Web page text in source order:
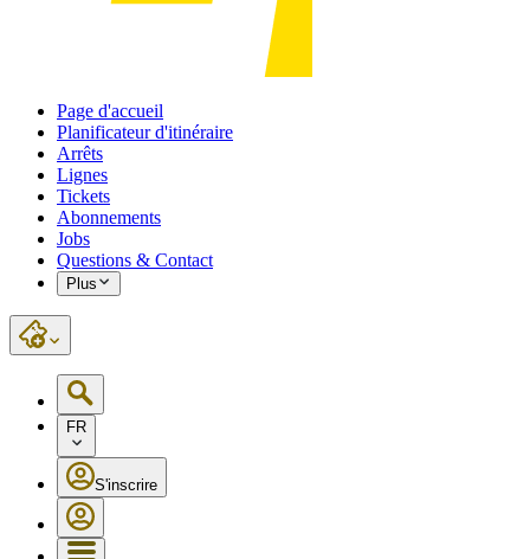
Page d'accueil
Planificateur d'itinéraire
Arrêts
Lignes
Tickets
Abonnements
Jobs
Questions & Contact
Plus
FR
S'inscrire